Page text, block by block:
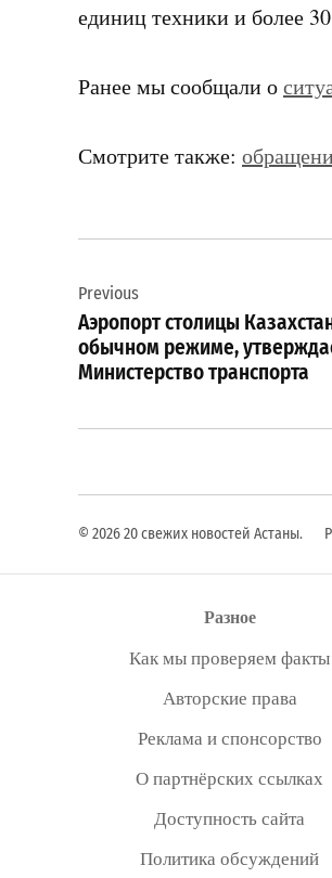
единиц техники и более
Ранее мы сообщали о
Смотрите также:
по
записям
Previous
Аэропорт столицы
обычном режиме,
Министерство транспорта
© 2026 20 свежих новостей Астаны.
Разное
Как мы проверяем факты
Авторские права
Реклама и спонсорство
О партнёрских ссылках
Доступность сайта
Политика обсуждений